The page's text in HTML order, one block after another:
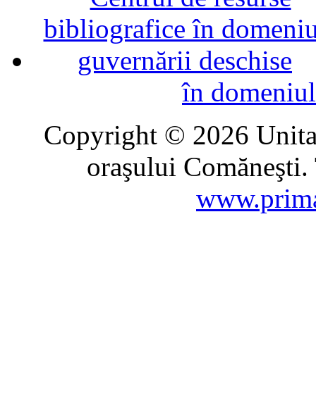
în
Copyright © 2026
oraşului